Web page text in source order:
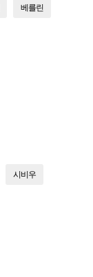
베를린
시비우